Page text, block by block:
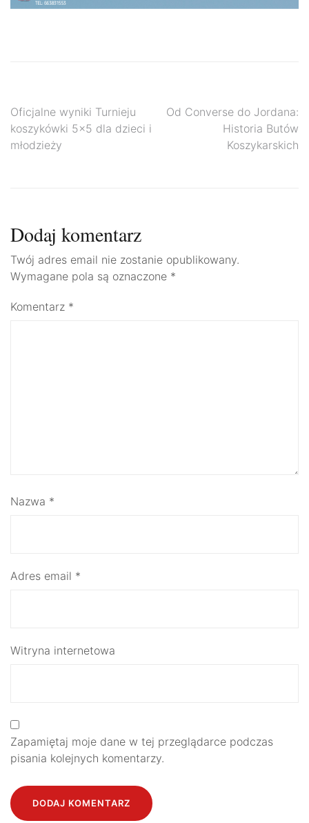
Nawigacja
wpisu
Oficjalne wyniki Turnieju
koszykówki 5×5 dla dzieci i
młodzieży
Od Converse do Jordana:
Historia Butów
Koszykarskich
Dodaj komentarz
Twój adres email nie zostanie opublikowany.
Wymagane pola są oznaczone *
Komentarz *
Nazwa *
Adres email *
Witryna internetowa
Zapamiętaj moje dane w tej przeglądarce podczas
pisania kolejnych komentarzy.